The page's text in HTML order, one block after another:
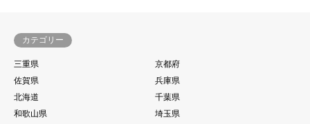
カテゴリー
三重県
京都府
佐賀県
兵庫県
北海道
千葉県
和歌山県
埼玉県